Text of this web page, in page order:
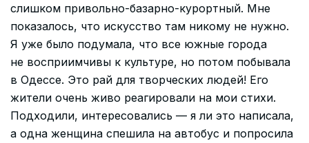
слишком привольно-базарно-курортный. Мне
показалось, что искусство там никому не нужно.
Я уже было подумала, что все южные города
не восприимчивы к культуре, но потом побывала
в Одессе. Это рай для творческих людей! Его
жители очень живо реагировали на мои стихи.
Подходили, интересовались — я ли это написала,
а одна женщина спешила на автобус и попросила